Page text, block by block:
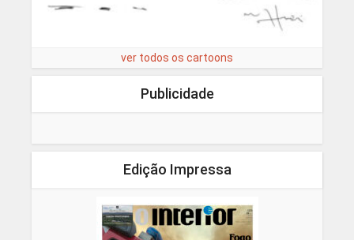
ver todos os cartoons
Publicidade
Edição Impressa